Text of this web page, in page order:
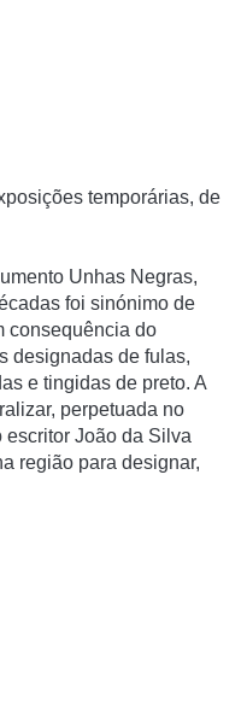
temporárias, de
Unhas Negras,
foi sinónimo de
consequência do
designadas de fulas,
e tingidas de preto. A
perpetuada no
escritor João da Silva
região para designar,